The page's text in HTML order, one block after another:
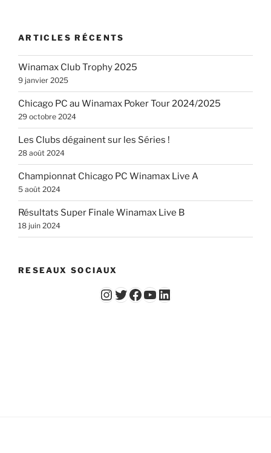
ARTICLES RÉCENTS
Winamax Club Trophy 2025
9 janvier 2025
Chicago PC au Winamax Poker Tour 2024/2025
29 octobre 2024
Les Clubs dégainent sur les Séries !
28 août 2024
Championnat Chicago PC Winamax Live A
5 août 2024
Résultats Super Finale Winamax Live B
18 juin 2024
RESEAUX SOCIAUX
Instagram
Twitter
Facebook
YouTube - Vidéos du Chicago Poker ClubLinkedIn